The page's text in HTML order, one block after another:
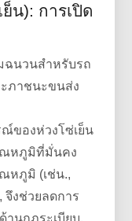
น): การเปิด
ฉนวนสำหรับรถ
ะภาชนะขนส่ง
ของห่วงโซ่เย็น
ณหภูมิที่มั่นคง
หภูมิ (เช่น.,
จึงช่วยลดการ
านกฎระเบียบ,